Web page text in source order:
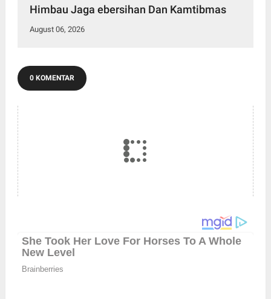
Himbau Jaga ebersihan Dan Kamtibmas
August 06, 2026
0 KOMENTAR